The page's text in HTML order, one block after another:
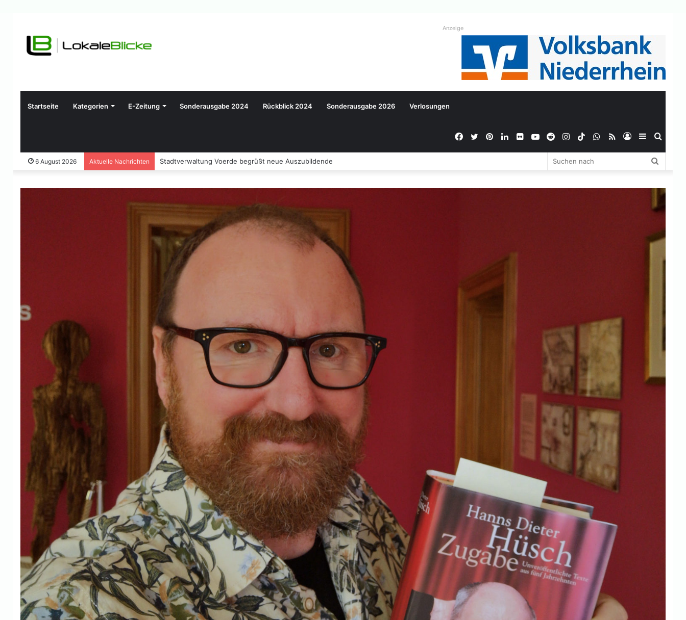
Anzeige
Startseite Kategorien E-Zeitung Sonderausgabe 2024 Rückblick 2024 Sonderausgabe 2026 Verlosungen
Sidebar
Anmelden
RSS
WhatsApp
TikTok
Instagram
Reddit
YouTube
Flickr
LinkedIn
Pinterest
Twitter
Facebook
6 August 2026 Aktuelle Nachrichten Stadtverwaltung Voerde begrüßt neue Auszubildende